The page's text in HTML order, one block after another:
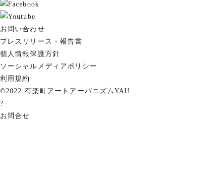
お問い合わせ
プレスリリース・報告書
個人情報保護方針
ソーシャルメディアポリシー
利用規約
©2022 有楽町アートアーバニズムYAU
?
お問合せ